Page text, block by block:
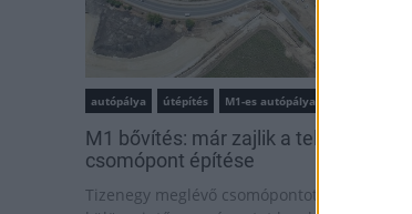
autópálya útépítés M1-es autópálya
M1 bővítés: már zajlik a teljesen új
csomópont építése
Tizenegy meglévő csomópontot korszerűsít